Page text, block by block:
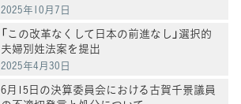
2025年10月7日
「この改革なくして日本の前進なし」選択的
夫婦別姓法案を提出
2025年4月30日
6月15日の決算委員会における古賀千景議員